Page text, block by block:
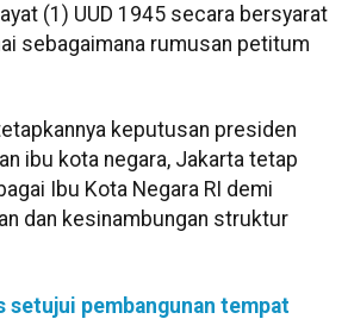
(1) UUD 1945 secara bersyarat
sebagaimana rumusan petitum
keputusan presiden
ibu kota negara, Jakarta tetap
Ibu Kota Negara RI demi
dan kesinambungan struktur
setujui pembangunan tempat